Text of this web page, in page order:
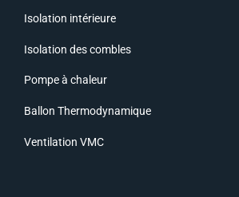
Isolation intérieure
Isolation des combles
Pompe à chaleur
Ballon Thermodynamique
Ventilation VMC